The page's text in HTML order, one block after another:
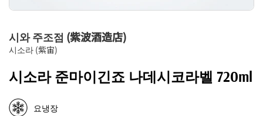
시와 주조점 (紫波酒造店)
시소라 (紫宙)
시소라 준마이긴죠 나데시코라벨 720ml
요냉장